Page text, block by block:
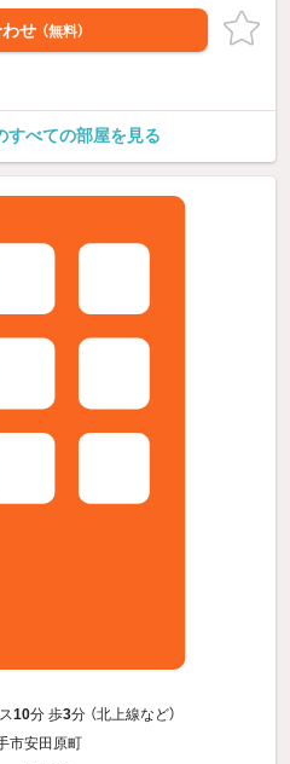
せ （無料）
すべての部屋を見る
10分 歩3分 （北上線など）
市安田原町